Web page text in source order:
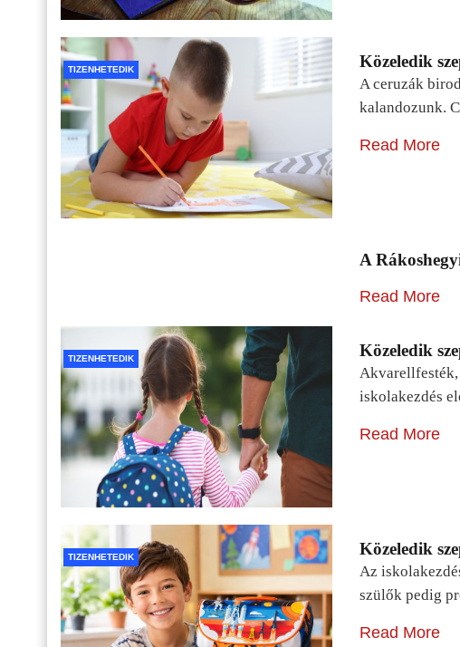
TIZENHETEDIK Közeledik
A ceruzák
kalandozunk.
Read More
A
Read More
TIZENHETEDIK Közeledik
Akvarellfesték,
iskolakezdés
Read More
TIZENHETEDIK Közeledik
Az
szülők pedig
Read More